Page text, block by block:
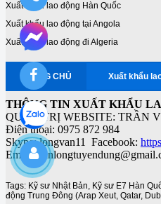
Xuất khẩu lao động Hàn Quốc
Xuất khẩu lao động tại Angola
Xuất khẩu lao động đi Algeria
TRANG CHỦ Xuất khẩu
THÔNG TIN XUẤT KHẨU
QUẢN TRỊ WEBSITE: TRẦN
Điện thoại: 0975 872 984
Skype: longvan11 Facebook:
Email:
Tags: Kỹ sư Nhật Bản, Kỹ sư E7 Hàn
động Trung Đông (Arap Xeut, Qatar,